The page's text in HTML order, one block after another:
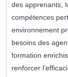
des apprenants,
compétences
environnement
besoins des
formation
renforcer